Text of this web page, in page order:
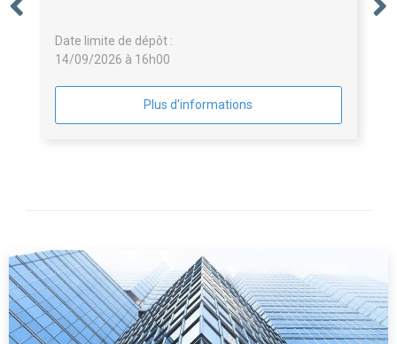
Date limite de dépôt :
14/09/2026 à 16h00
Plus d'informations